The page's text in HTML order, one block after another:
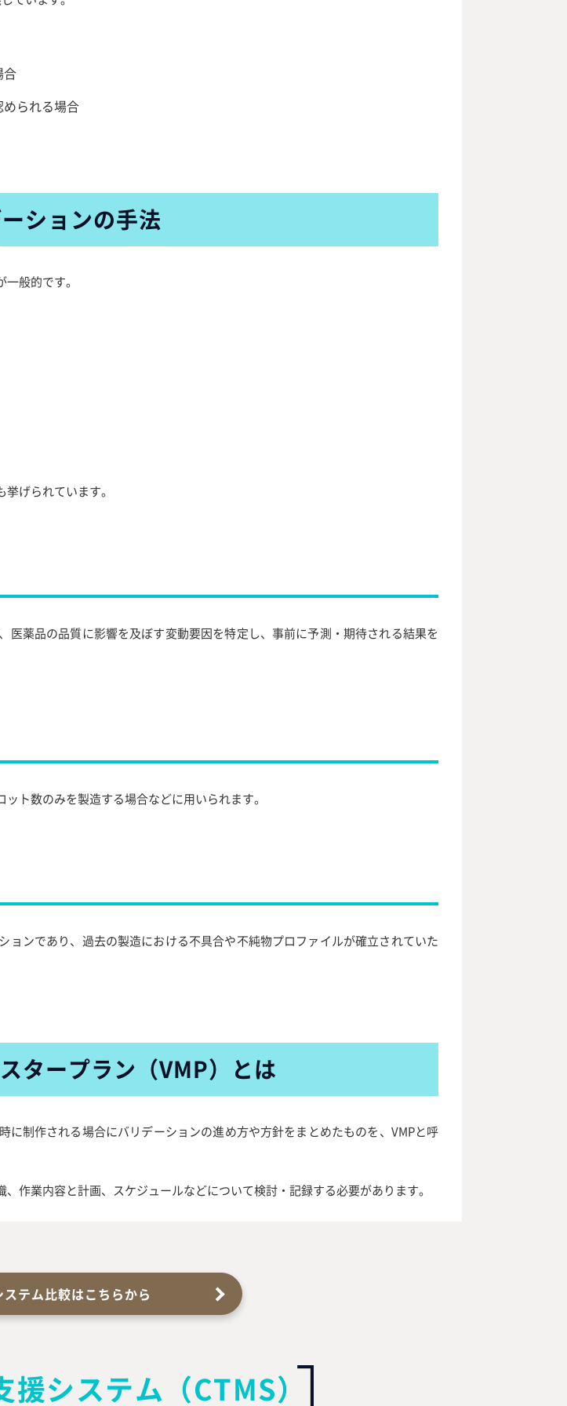
合
られる場合
ションの手法
般的です。
げられています。
薬品の品質に影響を及ぼす変動要因を特定し、事前に予測・期待される結果を
ト数のみを製造する場合などに用いられます。
ンであり、過去の製造における不具合や不純物プロファイルが確立されていた
タープラン（VMP）とは
制作される場合にバリデーションの進め方や方針をまとめたものを、VMPと呼
作業内容と計画、スケジュールなどについて検討・記録する必要があります。
テム比較はこちらから
援システム （CTMS）